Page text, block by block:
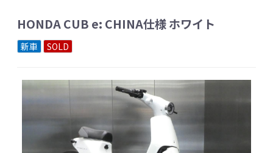
HONDA CUB e: CHINA仕様 ホワイト
新車 SOLD